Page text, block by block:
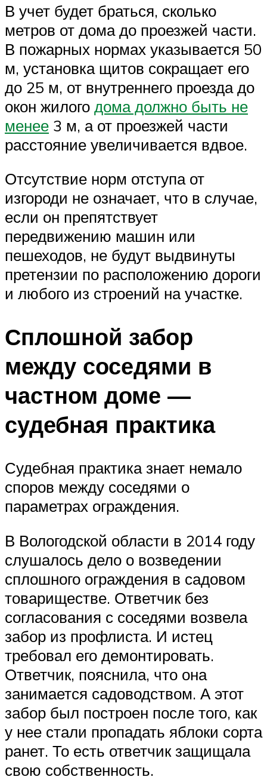
В учет будет браться, сколько
метров от дома до проезжей части.
В пожарных нормах указывается 50
м, установка щитов сокращает его
до 25 м, от внутреннего проезда до
окон жилого дома должно быть не
менее 3 м, а от проезжей части
расстояние увеличивается вдвое.
Отсутствие норм отступа от
изгороди не означает, что в случае,
если он препятствует
передвижению машин или
пешеходов, не будут выдвинуты
претензии по расположению дороги
и любого из строений на участке.
Сплошной забор
между соседями в
частном доме —
судебная практика
Судебная практика знает немало
споров между соседями о
параметрах ограждения.
В Вологодской области в 2014 году
слушалось дело о возведении
сплошного ограждения в садовом
товариществе. Ответчик без
согласования с соседями возвела
забор из профлиста. И истец
требовал его демонтировать.
Ответчик, пояснила, что она
занимается садоводством. А этот
забор был построен после того, как
у нее стали пропадать яблоки сорта
ранет. То есть ответчик защищала
свою собственность.